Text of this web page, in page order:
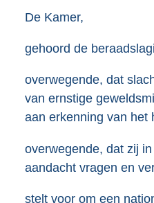
De Kamer,
gehoord de
overwegende, dat
van ernstige
aan erkenning van het
overwegende, dat zij
aandacht vragen en
stelt voor om een